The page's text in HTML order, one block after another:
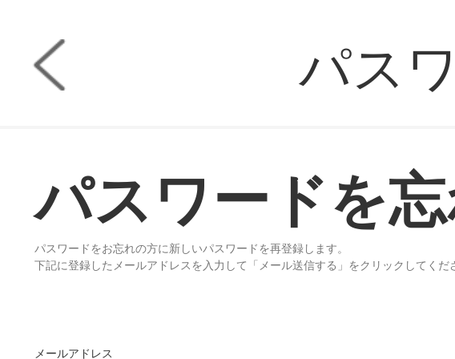
パス
パスワードを
パスワードをお忘れの方に新しいパスワードを再登録します。
下記に登録したメールアドレスを入力して「メール送信する」をクリックしてくだ
メールアドレス